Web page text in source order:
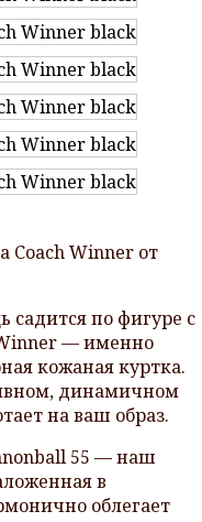
Coach Winner от
садится по фигуре с
Winner — именно
кожаная куртка.
динамичном
на ваш образ.
55 — наш
в
облегает